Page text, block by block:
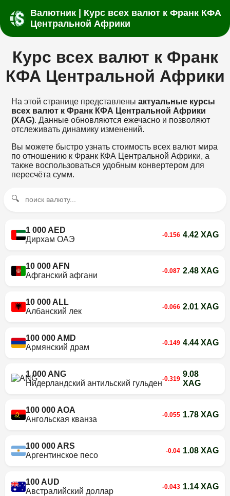
Валютник | Курс всех валют к Франк КФА
Центральной Африки
Курс всех валют к Франк
КФА Центральной Африки
На этой странице представленыактуальные курсы
всех валют к Франк КФА Центральной Африки
(XAG). Данные обновляются ежечасно и позволяют
отслеживать динамику изменений.
Вы можете быстро узнать стоимость всех валют мира
по отношению к Франк КФА Центральной Африки, а
также воспользоваться удобным конвертером для
пересчёта сумм.
🔍
1 000 AED
Дирхам ОАЭ
-0.156 4.42 XAG
10 000 AFN
Афганский афгани
-0.087 2.48 XAG
10 000 ALL
Албанский лек
-0.066 2.01 XAG
100 000 AMD
Армянский драм
-0.149 4.44 XAG
1 000 ANG
Нидерландский антильский гульден-0.319
9.08
XAG
100 000 AOA
Ангольская кванза
-0.055 1.78 XAG
100 000 ARS
Аргентинское песо
-0.04 1.08 XAG
100 AUD
Австралийский доллар
-0.043 1.14 XAG